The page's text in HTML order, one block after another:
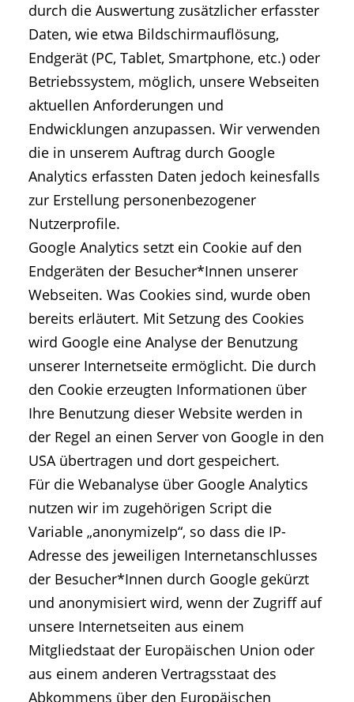
durch die Auswertung zusätzlicher erfasster
Daten, wie etwa Bildschirmauflösung,
Endgerät (PC, Tablet, Smartphone, etc.) oder
Betriebssystem, möglich, unsere Webseiten
aktuellen Anforderungen und
Endwicklungen anzupassen. Wir verwenden
die in unserem Auftrag durch Google
Analytics erfassten Daten jedoch keinesfalls
zur Erstellung personenbezogener
Nutzerprofile.
Google Analytics setzt ein Cookie auf den
Endgeräten der Besucher*Innen unserer
Webseiten. Was Cookies sind, wurde oben
bereits erläutert. Mit Setzung des Cookies
wird Google eine Analyse der Benutzung
unserer Internetseite ermöglicht. Die durch
den Cookie erzeugten Informationen über
Ihre Benutzung dieser Website werden in
der Regel an einen Server von Google in den
USA übertragen und dort gespeichert.
Für die Webanalyse über Google Analytics
nutzen wir im zugehörigen Script die
Variable „anonymizeIp“, so dass die IP-
Adresse des jeweiligen Internetanschlusses
der Besucher*Innen durch Google gekürzt
und anonymisiert wird, wenn der Zugriff auf
unsere Internetseiten aus einem
Mitgliedstaat der Europäischen Union oder
aus einem anderen Vertragsstaat des
Abkommens über den Europäischen